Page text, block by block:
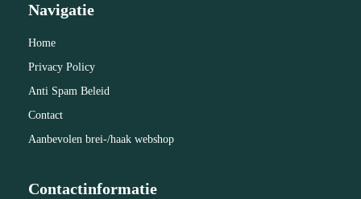
Navigatie
Home
Privacy Policy
Anti Spam Beleid
Contact
Aanbevolen brei-/haak webshop
Contactinformatie